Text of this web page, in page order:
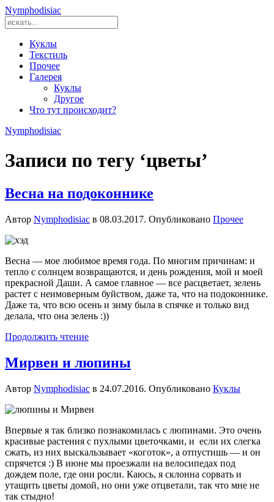
Nymphodisiac
Куклы
Текстиль
Прочее
Галерея
Куклы
Другое
Что тут происходит?
Nymphodisiac
Записи по тегу ‘цветы’
Весна на подоконнике
Автор Nymphodisiac в 08.03.2017. Опубликовано Прочее
Весна — мое любимое время года. По многим причинам: и
тепло с солнцем возвращаются, и день рождения, мой и моей
прекрасной Даши. А самое главное — все расцветает, зелень
растет с неимоверным буйством, даже та, что на подоконнике.
Даже та, что всю осень и зиму была в спячке и только вид
делала, что она зелень :))
Продолжить чтение
Мирвен и люпины
Автор Nymphodisiac в 24.07.2016. Опубликовано Куклы
Впервые я так близко познакомилась с люпинами. Это очень
красивые растения с пухлыми цветочками, и если их слегка
сжать, из них выскальзывает «коготок», а отпустишь — и он
спрячется :) В июне мы проезжали на велосипедах под
дождем поле, где они росли. Каюсь, я склонна сорвать и
утащить цветы домой, но они уже отцветали, так что мне не
так стыдно!